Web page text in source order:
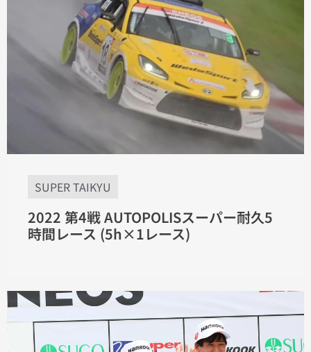
SUPER TAIKYU
2022 第4戦 AUTOPOLISスーパー耐久5
時間レース (5h×1レース)